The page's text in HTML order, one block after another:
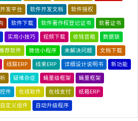
发平台 软件开发文档 软件授权
软件下载 软件著作权登记证书 软著证书
实用小技巧 视频下载 收钱音箱 数据锁
荐软件 微信小程序 未解决问题 文档下载
线联ERP 线束ERP 详细设计说明书 新功能
疑难杂症 蝇量级框架 蝇量框架
件 在线软件 在线支付 纸箱ERP
自定义组件 自动升级程序